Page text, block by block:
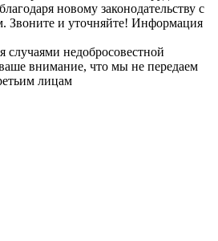
новому законодательству с
Звоните и уточняйте! Информация
случаями недобросовестной
внимание, что мы не передаем
лицам